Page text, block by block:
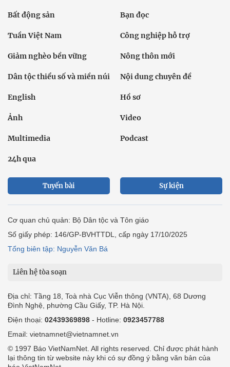
Bất động sản Bạn đọc
Tuần Việt Nam Công nghiệp hỗ trợ
Giảm nghèo bền vững Nông thôn mới
Dân tộc thiểu số và miền núi Nội dung chuyên đề
English Hồ sơ
Ảnh Video
Multimedia Podcast
24h qua
Tuyến bài Sự kiện
Cơ quan chủ quản: Bộ Dân tộc và Tôn giáo
Số giấy phép: 146/GP-BVHTTDL, cấp ngày 17/10/2025
Tổng biên tập: Nguyễn Văn Bá
Liên hệ tòa soạn
Địa chỉ: Tầng 18, Toà nhà Cục Viễn thông (VNTA), 68 Dương
Đình Nghệ, phường Cầu Giấy, TP. Hà Nội.
Điện thoại: 02439369898 - Hotline: 0923457788
Email: vietnamnet@vietnamnet.vn
© 1997 Báo VietNamNet. All rights reserved. Chỉ được phát hành
lại thông tin từ website này khi có sự đồng ý bằng văn bản của